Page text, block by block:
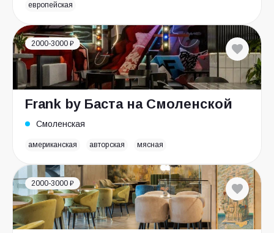
европейская
2000-3000 ₽
Frank by Баста на Смоленской
Смоленская
американская авторская мясная
2000-3000 ₽